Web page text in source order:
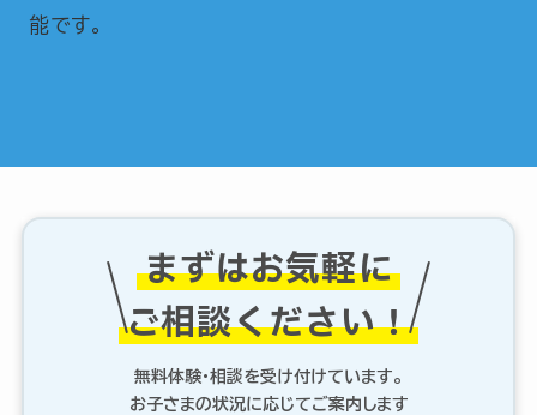
能です。
まずはお気軽に
ご相談ください！
無料体験・相談を受け付けています。
お子さまの状況に応じてご案内します